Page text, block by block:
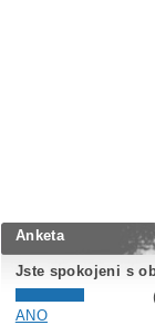
Anketa
Jste spokojeni s
ANO